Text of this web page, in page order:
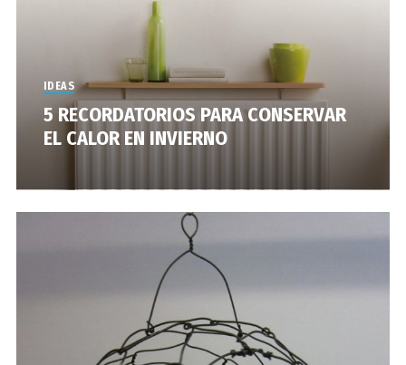
IDEAS
5 RECORDATORIOS PARA CONSERVAR
EL CALOR EN INVIERNO